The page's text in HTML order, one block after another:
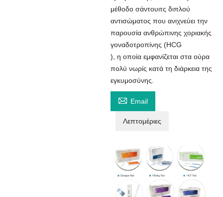
μέθοδο σάντουιτς διπλού
αντισώματος που ανιχνεύει την
παρουσία ανθρώπινης χοριακής
γοναδοτροπίνης (HCG
), η οποία εμφανίζεται στα ούρα
πολύ νωρίς κατά τη διάρκεια της
εγκυμοσύνης.
 Email
Λεπτομέριες